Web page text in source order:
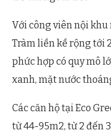
Với công viên nội khu
Tràm liền kề rộng tới
phức hợp có quy mô
xanh, mặt nước
Các căn hộ tại Eco
từ 44-95m2, từ 2 đến